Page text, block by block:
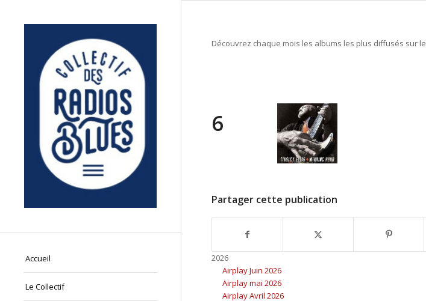
Accueil
Le Collectif
Découvrez chaque mois les albums les plus diffusés sur
6
Partager cette publication
2026
Airplay Juin 2026
Airplay mai 2026
Airplay Avril 2026